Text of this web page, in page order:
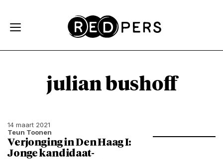
julian bushoff
14 maart 2021
Teun Toonen
Verjonging in Den Haag I:
Jonge kandidaat-